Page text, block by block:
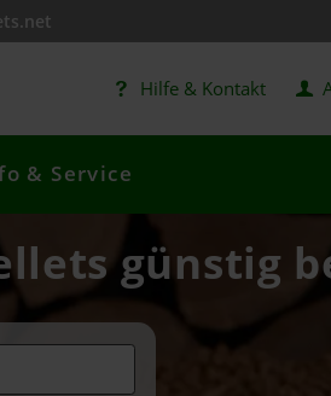
Hilfe & Kontakt
& Service
günstig